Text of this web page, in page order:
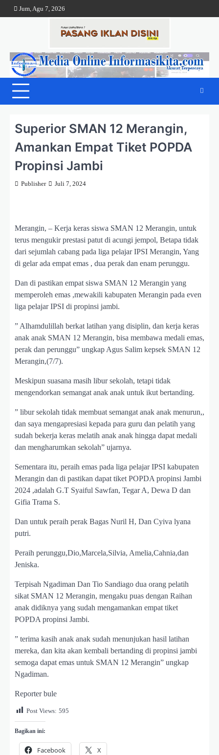
to
Jum, Agu 7, 2026
Superior SMAN 12 Merangin,
Amankan Empat Tiket POPDA
Propinsi Jambi
Publisher Juli 7, 2024
Merangin, – Kerja keras siswa SMAN 12 Merangin, untuk
terus mengukir prestasi patut di acungi jempol, Betapa tidak
dari sejumlah cabang pada liga pelajar IPSI Merangin, Yang
di gelar ada empat emas , dua perak dan enam perunggu.
Dan di pastikan empat siswa SMAN 12 Merangin yang
memperoleh emas ,mewakili kabupaten Merangin pada even
liga pelajar IPSI di propinsi jambi.
” Alhamdulillah berkat latihan yang disiplin, dan kerja keras
anak anak SMAN 12 Merangin, bisa membawa medali emas,
perak dan perunggu” ungkap Agus Salim kepsek SMAN 12
Merangin,(7/7).
Meskipun suasana masih libur sekolah, tetapi tidak
mengendorkan semangat anak anak untuk ikut bertanding.
” libur sekolah tidak membuat semangat anak anak menurun,,
dan saya mengapresiasi kepada para guru dan pelatih yang
sudah bekerja keras melatih anak anak hingga dapat medali
dan mengharumkan sekolah” ujarnya.
Sementara itu, peraih emas pada liga pelajar IPSI kabupaten
Merangin dan di pastikan dapat tiket POPDA propinsi Jambi
2024 ,adalah G.T Syaiful Sawfan, Tegar A, Dewa D dan
Gifia Trama S.
Dan untuk peraih perak Bagas Nuril H, Dan Cyiva lyana
putri.
Peraih perunggu,Dio,Marcela,Silvia, Amelia,Cahnia,dan
Jeniska.
Terpisah Ngadiman Dan Tio Sandiago dua orang pelatih
sikat SMAN 12 Merangin, mengaku puas dengan Raihan
anak didiknya yang sudah mengamankan empat tiket
POPDA propinsi Jambi.
” terima kasih anak anak sudah menunjukan hasil latihan
mereka, dan kita akan kembali bertanding di propinsi jambi
semoga dapat emas untuk SMAN 12 Merangin” ungkap
Ngadiman.
Reporter bule
Post Views: 595
Bagikan ini:
Facebook X